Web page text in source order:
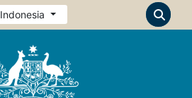
Indonesia